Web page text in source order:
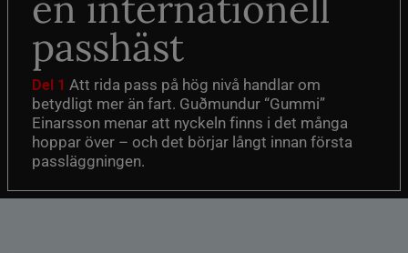
passhäst
Del 1 Att rida pass på hög nivå handlar om
betydligt mer än fart. Guðmundur “Gummi”
Einarsson menar att nyckeln finns i det många
hoppar över – och det börjar långt innan första
passläggningen.